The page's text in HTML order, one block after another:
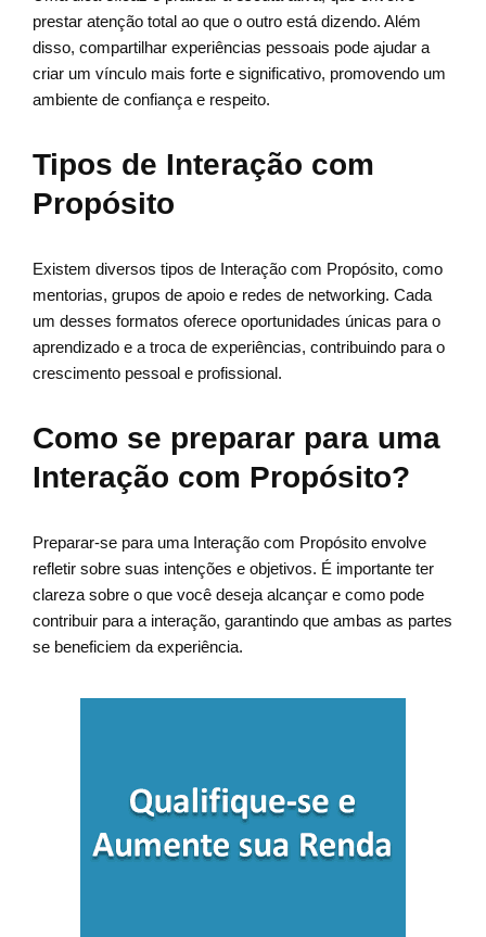
prestar atenção total ao que o outro está dizendo. Além
disso, compartilhar experiências pessoais pode ajudar a
criar um vínculo mais forte e significativo, promovendo um
ambiente de confiança e respeito.
Tipos de Interação com
Propósito
Existem diversos tipos de Interação com Propósito, como
mentorias, grupos de apoio e redes de networking. Cada
um desses formatos oferece oportunidades únicas para o
aprendizado e a troca de experiências, contribuindo para o
crescimento pessoal e profissional.
Como se preparar para uma
Interação com Propósito?
Preparar-se para uma Interação com Propósito envolve
refletir sobre suas intenções e objetivos. É importante ter
clareza sobre o que você deseja alcançar e como pode
contribuir para a interação, garantindo que ambas as partes
se beneficiem da experiência.